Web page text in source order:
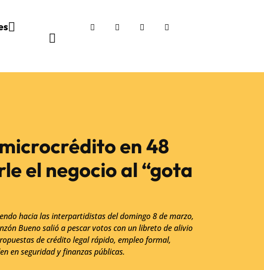
en 48
el negocio al “gota
hacia las interpartidistas del domingo 8 de marzo,
Bueno salió a pescar votos con un libreto de alivio
de crédito legal rápido, empleo formal,
en seguridad y finanzas públicas.